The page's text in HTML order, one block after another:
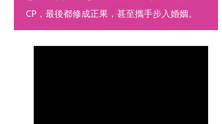
CP，最後都修成正果，甚至攜手步入婚姻。